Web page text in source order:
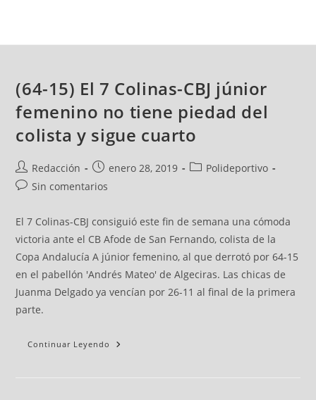
(64-15) El 7 Colinas-CBJ júnior
femenino no tiene piedad del
colista y sigue cuarto
Redacción enero 28, 2019
Polideportivo
Sin comentarios
El 7 Colinas-CBJ consiguió este fin de semana una cómoda
victoria ante el CB Afode de San Fernando, colista de la
Copa Andalucía A júnior femenino, al que derrotó por 64-15
en el pabellón 'Andrés Mateo' de Algeciras. Las chicas de
Juanma Delgado ya vencían por 26-11 al final de la primera
parte.
Continuar Leyendo